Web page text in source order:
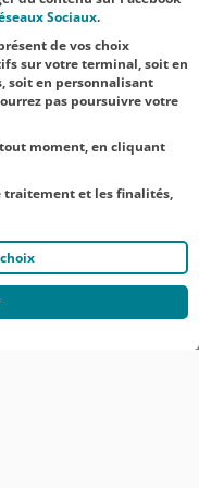
Sociaux.
de vos choix
sur votre terminal, soit en
soit en personnalisant
pas poursuivre votre
moment, en cliquant
traitement et les finalités,